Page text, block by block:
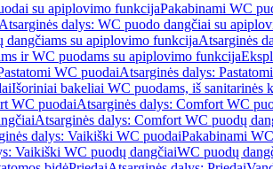
su apiplovimo funkcijaPakabinami WC
Atsarginės dalys: WC puodo dangčiai su
dangčiams su apiplovimo funkcijaAtsarginės
ir WC puodams su apiplovimo funkcija
WC puodaiAtsarginės dalys:
Išoriniai bakeliai WC puodams, iš sanitarinės
WC puodaiAtsarginės dalys: Comfort WC
Atsarginės dalys: Comfort WC puodų
dalys: Vaikiški WC puodaiPakabinami
Vaikiški WC puodų dangčiaiWC puodų